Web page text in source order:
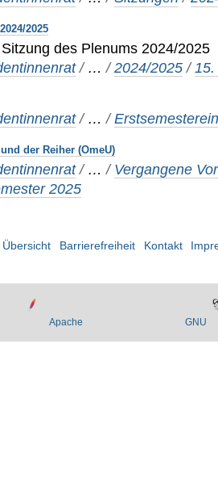
2025
des Plenums 2024/2025
/ …/2024/2025 /
/ …/
der Reiher (OmeU)
/ …/ Vergangene
2025
Übersicht Barrierefreiheit Kontakt
Apache GNU